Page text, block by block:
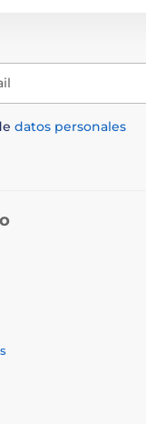
datos personales